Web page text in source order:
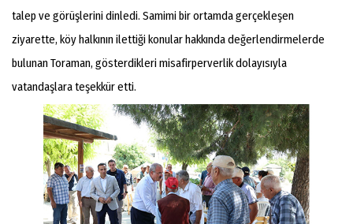
talep ve görüşlerini dinledi. Samimi bir ortamda gerçekleşen
ziyarette, köy halkının ilettiği konular hakkında değerlendirmelerde
bulunan Toraman, gösterdikleri misafirperverlik dolayısıyla
vatandaşlara teşekkür etti.